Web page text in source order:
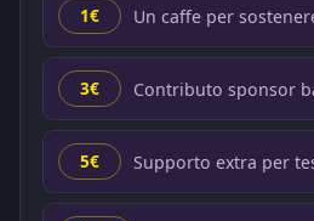
1€ Un caffe per
3€ Contributo sponsor
5€ Supporto extra per